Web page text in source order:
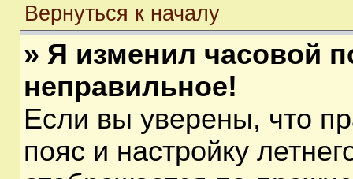
Вернуться к началу
» Я изменил часовой
неправильное!
Если вы уверены, что
пояс и настройку